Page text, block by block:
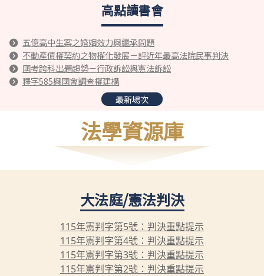
高點讀書會
五億高中生案之婚姻效力與繼承問題
不動產債權契約之物權化發展－評近年最高法院民事判決
國考跨科出題趨勢－行政訴訟與憲法訴訟
釋字585與國會調查權建構
最新場次
法學資源庫
大法庭/憲法判決
115年憲判字第5號：判決重點提示
115年憲判字第4號：判決重點提示
115年憲判字第3號：判決重點提示
115年憲判字第2號：判決重點提示